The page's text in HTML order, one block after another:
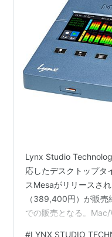
Lynx Studio
応したデスクトップタ
スMesaがリリースさ
（389,400円）が販
での販売となる。
#LYNX STUDIO